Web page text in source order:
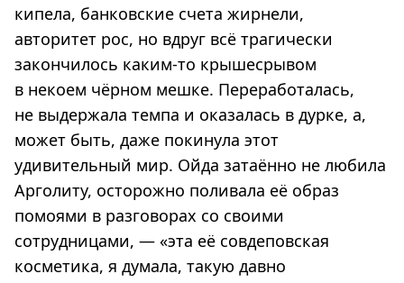
кипела, банковские счета жирнели,
авторитет рос, но вдруг всё трагически
закончилось каким-то крышесрывом
в некоем чёрном мешке. Переработалась,
не выдержала темпа и оказалась в дурке, а,
может быть, даже покинула этот
удивительный мир. Ойда затаённо не любила
Арголиту, осторожно поливала её образ
помоями в разговорах со своими
сотрудницами, — «эта её совдеповская
косметика, я думала, такую давно